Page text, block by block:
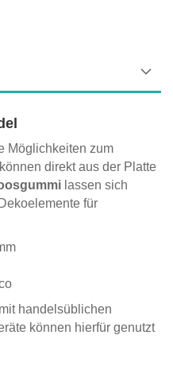
Möglichkeiten zum
direkt aus der Platte
lassen sich
für
handelsüblichen
können hierfür genutzt